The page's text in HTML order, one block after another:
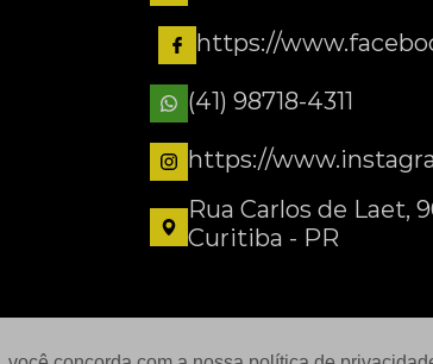
https://
(41) 98718-4311
https://
Rua Carlos de Laet,
Curitiba - PR